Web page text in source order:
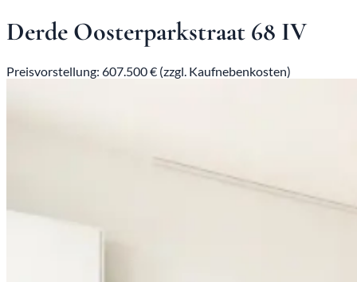
Derde Oosterparkstraat 68 IV
Preisvorstellung: 607.500 € (zzgl. Kaufnebenkosten)